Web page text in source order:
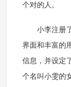
个对的人。
小李注册
界面和丰富的
信息，并设定
个名叫小雯的